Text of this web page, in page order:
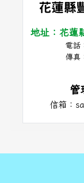
花蓮縣
地址：花蓮
電話
傳真
管
信箱：